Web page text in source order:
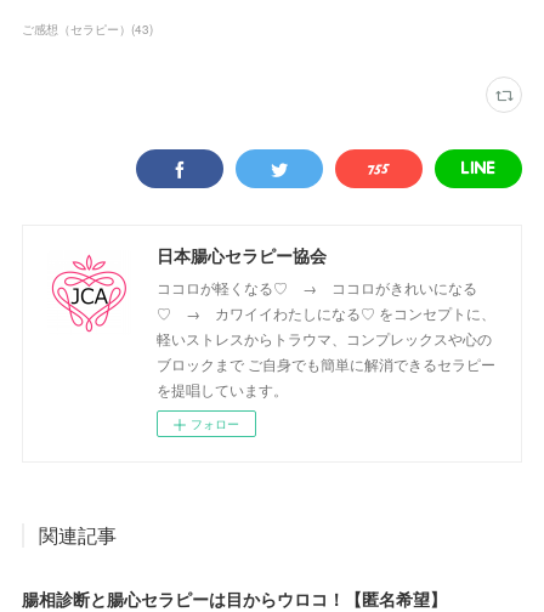
ご感想（セラピー） (43)
日本腸心セラピー協会
ココロが軽くなる♡ → ココロがきれいになる
♡ → カワイイわたしになる♡ をコンセプトに、
軽いストレスからトラウマ、コンプレックスや心の
ブロックまで ご自身でも簡単に解消できるセラピー
を提唱しています。
フォロー
関連記事
腸相診断と腸心セラピーは目からウロコ！【匿名希望】